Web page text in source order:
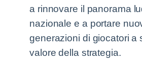
a rinnovare il panorama
nazionale e a portare
generazioni di giocatori a
valore della strategia.